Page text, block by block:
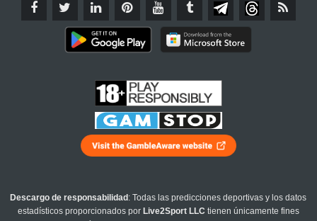
Descargo de responsabilidad : Todas las predicciones deportivas y los datos
estadísticos proporcionados por Live2Sport LLC tienen únicamente fines